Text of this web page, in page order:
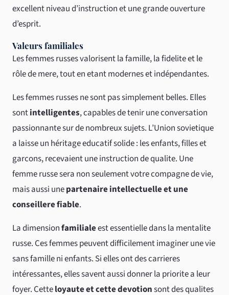
excellent niveau d’instruction et une grande ouverture
d’esprit.
Valeurs familiales
Les femmes russes valorisent la famille, la fidelite et le
rôle de mere, tout en etant modernes et indépendantes.
Les femmes russes ne sont pas simplement belles. Elles
sontintelligentes, capables de tenir une conversation
passionnante sur de nombreux sujets. L’Union sovietique
a laisse un héritage educatif solide : les enfants, filles et
garcons, recevaient une instruction de qualite. Une
femme russe sera non seulement votre compagne de vie,
mais aussi unepartenaire intellectuelle et une
conseillere fiable.
La dimensionfamilialeest essentielle dans la mentalite
russe. Ces femmes peuvent difficilement imaginer une vie
sans famille ni enfants. Si elles ont des carrieres
intéressantes, elles savent aussi donner la priorite a leur
foyer. Cetteloyaute et cette devotionsont des qualites